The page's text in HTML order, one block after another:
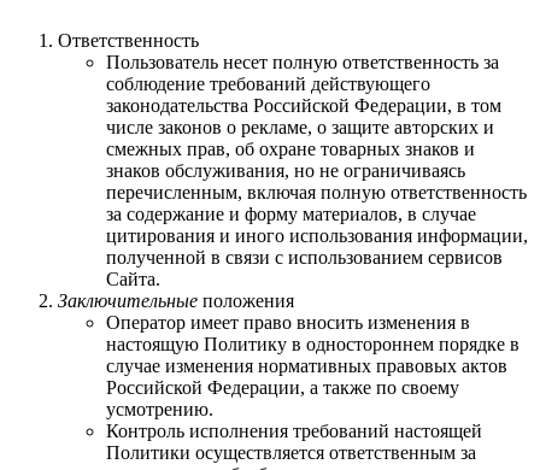
Ответственность
Пользователь несет полную ответственность за
соблюдение требований действующего
законодательства Российской Федерации, в том
числе законов о рекламе, о защите авторских и
смежных прав, об охране товарных знаков и
знаков обслуживания, но не ограничиваясь
перечисленным, включая полную ответственность
за содержание и форму материалов, в случае
цитирования и иного использования информации,
полученной в связи с использованием сервисов
Сайта.
Заключительные положения
Оператор имеет право вносить изменения в
настоящую Политику в одностороннем порядке в
случае изменения нормативных правовых актов
Российской Федерации, а также по своему
усмотрению.
Контроль исполнения требований настоящей
Политики осуществляется ответственным за